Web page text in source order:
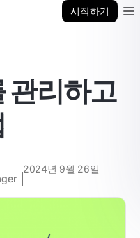
시작하기
관리하고
2024년 9월 26일